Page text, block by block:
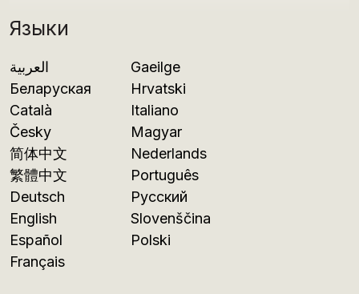
Языки
العربية
Беларуская
Català
Česky
简体中文
繁體中文
Deutsch
English
Español
Français
Gaeilge
Hrvatski
Italiano
Magyar
Nederlands
Português
Русский
Slovenščina
Polski